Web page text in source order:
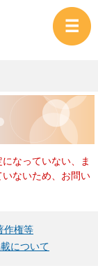
なっていない、ま
いないため、お問い
作権等
について